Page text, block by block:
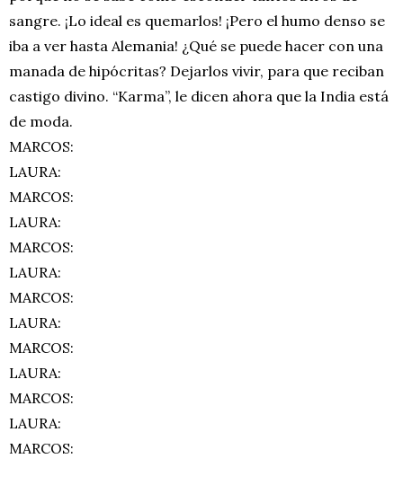
sangre. ¡Lo ideal es quemarlos! ¡Pero el humo denso se
iba a ver hasta Alemania! ¿Qué se puede hacer con una
manada de hipócritas? Dejarlos vivir, para que reciban
castigo divino. “Karma”, le dicen ahora que la India está
de moda.
MARCOS:
LAURA:
MARCOS:
LAURA:
MARCOS:
LAURA:
MARCOS:
LAURA:
MARCOS:
LAURA:
MARCOS:
LAURA:
MARCOS: